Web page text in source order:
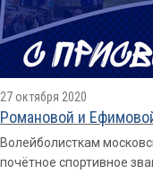
27 октября 2020
Романовой и
Волейболисткам
почётное спортивное